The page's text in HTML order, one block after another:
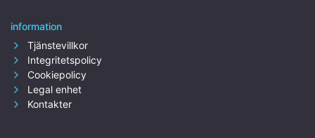
information
Tjänstevillkor
Integritetspolicy
Cookiepolicy
Legal enhet
Kontakter